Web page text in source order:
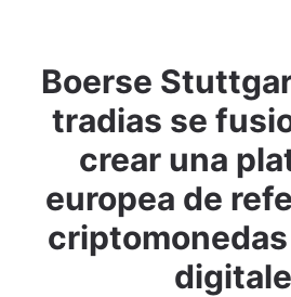
Adjuntar
Boerse
tradias se
crear una
europea de